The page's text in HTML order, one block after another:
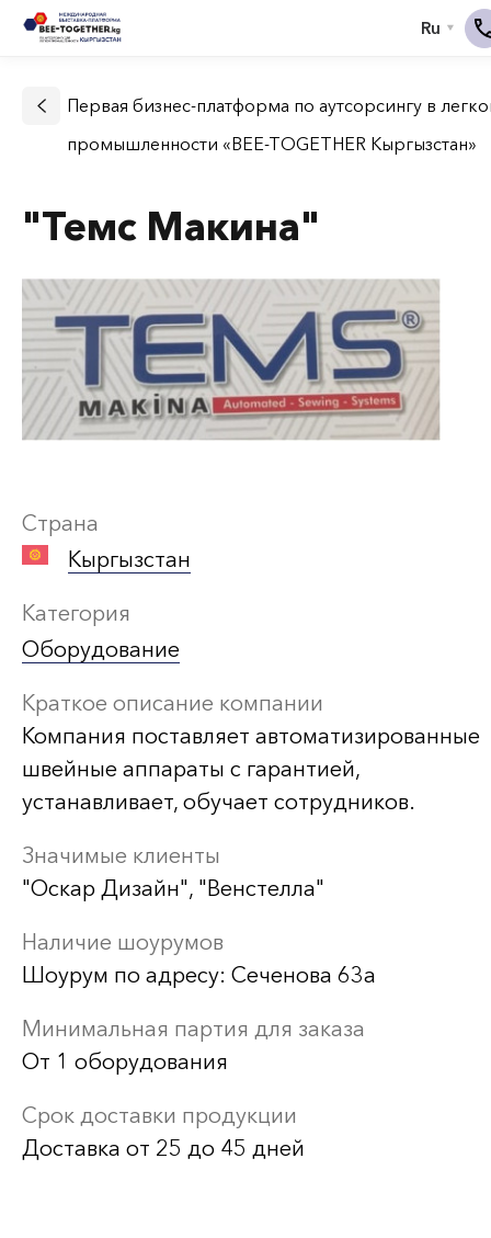
Первая бизнес-платформа по аутсорсингу в
промышленности «BEE-TOGETHER Кыргызстан»
"Темс Макина"
Страна
Кыргызстан
Категория
Оборудование
Краткое описание компании
Компания поставляет автоматизированные
швейные аппараты с гарантией,
устанавливает, обучает сотрудников.
Значимые клиенты
"Оскар Дизайн", "Венстелла"
Наличие шоурумов
Шоурум по адресу: Сеченова 63а
Минимальная партия для заказа
От 1 оборудования
Срок доставки продукции
Доставка от 25 до 45 дней